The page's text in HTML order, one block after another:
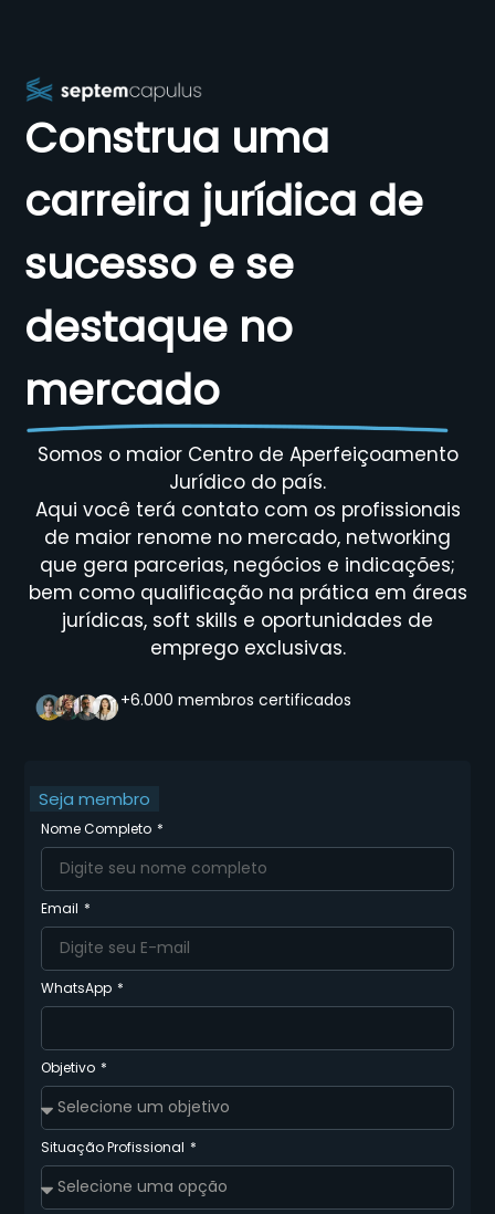
Construa uma
carreira jurídica de
sucesso e se
destaque no
mercado
Somos o maior Centro de Aperfeiçoamento
Jurídico do país.
Aqui você terá contato com os profissionais
de maior renome no mercado, networking
que gera parcerias, negócios e indicações;
bem como qualificação na prática em áreas
jurídicas, soft skills e oportunidades de
emprego exclusivas.
+6.000 membros certificados
Seja membro
Nome Completo
Email
WhatsApp
Objetivo
Situação Profissional